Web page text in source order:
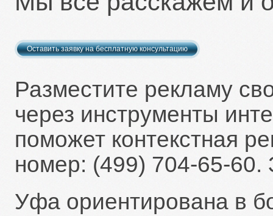
Разместите рекламу
через инструменты
поможет контекстная
номер: (499) 704-65-60.
Уфа ориентирована в